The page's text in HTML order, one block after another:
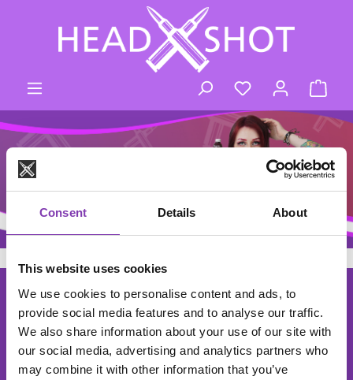
Consent Details About
This website uses cookies
We use cookies to personalise content and ads, to
provide social media features and to analyse our traffic.
We also share information about your use of our site with
our social media, advertising and analytics partners who
may combine it with other information that you’ve
Zum Hauptinhalt springen
Du hast 0
footer.general.newsletter
DER HEADSHOT NEWSLETTER
Abonniere den kostenlosen Newsletter und verpasse keine
Neuigkeiten oder Aktionen mehr.
Deine E-Mail Adresse eingeben